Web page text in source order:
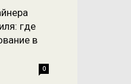
где
в
0